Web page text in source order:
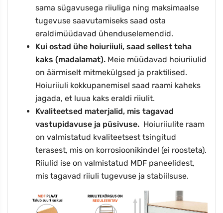
sama sügavusega riiuliga ning maksimaalse
tugevuse saavutamiseks saad osta
eraldimüüdavad ühenduselemendid.
Kui ostad ühe hoiuriiuli, saad sellest teha
kaks (madalamat). Meie müüdavad hoiuriiulid
on äärmiselt mitmekülgsed ja praktilised.
Hoiuriiuli kokkupanemisel saad raami kaheks
jagada, et luua kaks eraldi riiulit.
Kvaliteetsed materjalid, mis tagavad
vastupidavuse ja püsivuse. Hoiuriiulite raam
on valmistatud kvaliteetsest tsingitud
terasest, mis on korrosioonikindel (ei roosteta).
Riiulid ise on valmistatud MDF paneelidest,
mis tagavad riiuli tugevuse ja stabiilsuse.